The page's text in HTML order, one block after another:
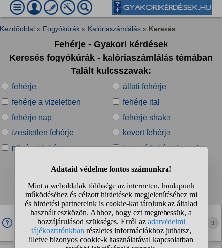
Kezdőoldal » Fogyókúrák » Kalóriaszámlálás » Keresés
Fehérje - Gyakori kérdések
Keresés fogyókúrák - kalóriaszámlálás témában
Talált kulcsszavak:
fehérje
állati fehérje
fehérje a vizeletben
fehérje ital
fehérje nap
fehérje shake
ízesítetlen fehérje
kevert fehérje
növényi fehérje
tejsavó-fehérje formula
Talált kérdések:
1 2 3 4 ... ❯ ❯❯
Melyik/milyen fehérjeport ajánlotok egy kezdőnek?
Étkezéssel nem mindig sikerül bevinnem a megfelelő
adagot.
9